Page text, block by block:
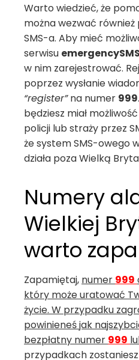
Warto wiedzieć, że
można wezwać również
SMS-a. Aby mieć
serwisu emergencySMS
w nim zarejestrować.
poprzez wysłanie
“register”na numer 999
będziesz miał
policji lub straży przez
że system SMS-owego
działa poza Wielką
Numery
Wielkiej
warto
Zapamiętaj, numer 999
który może uratować
życie. W przypadku
powinieneś jak
bezpłatny numer 999
przypadkach